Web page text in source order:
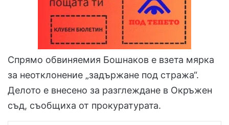
Спрямо обвиняемия Бошнаков е взета мярка
за неотклонение „задържане под стража“.
Делото е внесено за разглеждане в Окръжен
съд, съобщиха от прокуратурата.